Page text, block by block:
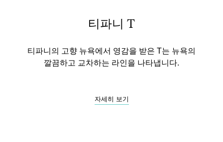
티파니 T
티파니의 고향 뉴욕에서 영감을 받은 T는 뉴욕의
깔끔하고 교차하는 라인을 나타냅니다.
자세히 보기